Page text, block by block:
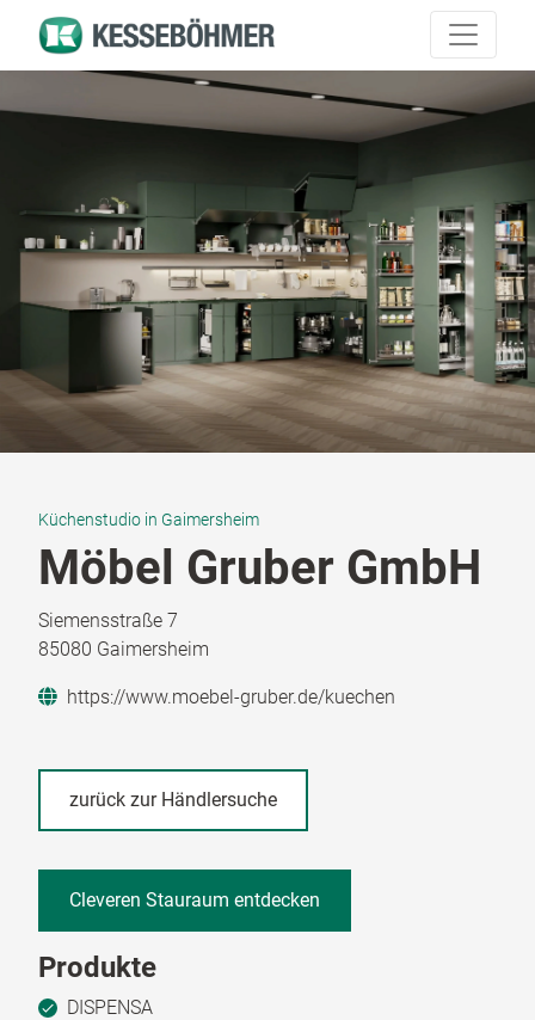
Küchenstudio in Gaimersheim
Möbel Gruber GmbH
Siemensstraße 7
85080 Gaimersheim
https://www.moebel-gruber.de/kuechen
zurück zur Händlersuche
Cleveren Stauraum entdecken
Produkte
DISPENSA